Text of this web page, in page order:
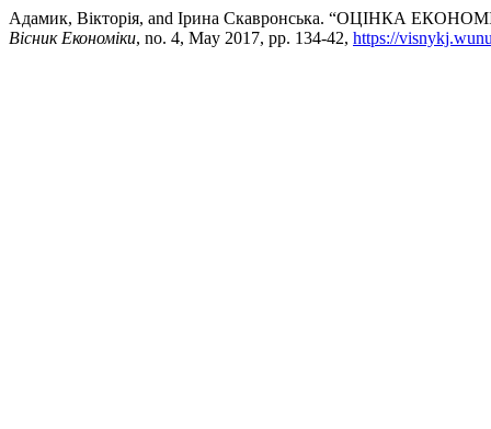
Адамик, Вікторія, and Ірина Скавронська. “ОЦІНКА
Вісник Економіки, no. 4, May 2017, pp. 134-42, https://